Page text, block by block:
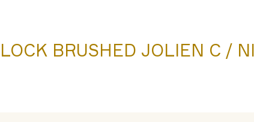
BRUSHED JOLIEN C /